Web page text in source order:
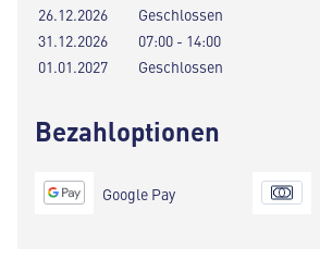
26.12.2026
Geschlossen
31.12.2026
07:00 - 14:00
01.01.2027
Geschlossen
Bezahloptionen
Google Pay